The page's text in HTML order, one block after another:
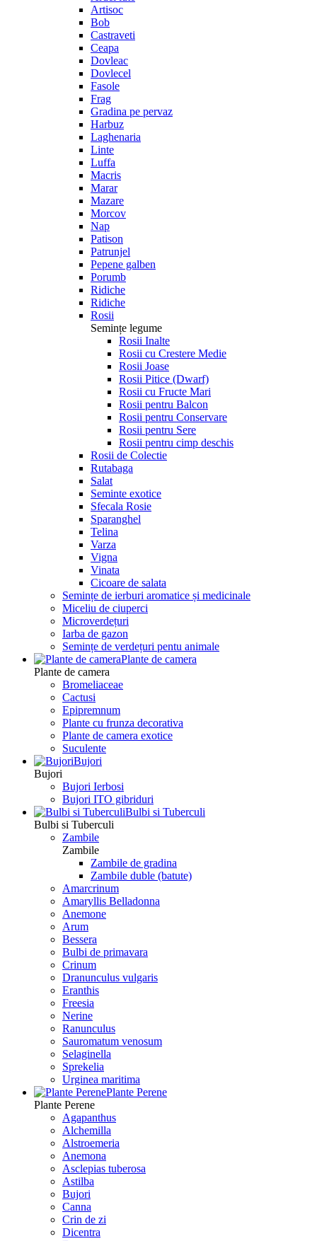
Artisoc
Bob
Castraveti
Ceapa
Dovleac
Dovlecel
Fasole
Frag
Gradina pe pervaz
Harbuz
Laghenaria
Linte
Luffa
Macris
Marar
Mazare
Morcov
Nap
Patison
Patrunjel
Pepene galben
Porumb
Ridiche
Ridiche
Rosii
Semințe legume
Rosii Inalte
Rosii cu Crestere Medie
Rosii Joase
Rosii Pitice (Dwarf)
Rosii cu Fructe Mari
Rosii pentru Balcon
Rosii pentru Conservare
Rosii pentru Sere
Rosii pentru cimp deschis
Rosii de Colectie
Rutabaga
Salat
Seminte exotice
Sfecala Rosie
Sparanghel
Telina
Varza
Vigna
Vinata
Сicoare de salata
Semințe de ierburi aromatice și medicinale
Miceliu de ciuperci
Microverdețuri
Iarba de gazon
Semințe de verdețuri pentu animale
Plante de camera
Plante de camera
Bromeliaceae
Cactusi
Epipremnum
Plante cu frunza decorativa
Plante de camera exotice
Suculente
Bujori
Bujori
Bujori Ierbosi
Bujori ITO gibriduri
Bulbi si Tuberculi
Bulbi si Tuberculi
Zambile
Zambile
Zambile de gradina
Zambile duble (batute)
Amarcrinum
Amaryllis Belladonna
Anemone
Arum
Bessera
Bulbi de primavara
Crinum
Dranunculus vulgaris
Eranthis
Freesiа
Nerine
Ranunculus
Sauromatum venosum
Selaginella
Sprekelia
Urginea maritima
Plante Perene
Plante Perene
Agapanthus
Alchemilla
Alstroemeria
Anemona
Asclepias tuberosa
Astilba
Bujori
Canna
Crin de zi
Dicentra